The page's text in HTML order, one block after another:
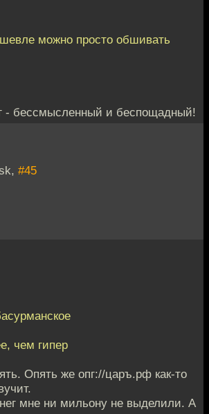
можно просто обшивать
- бессмысленный и беспощадный!
#45
чем гипер
Опять же опг://царъ.рф как-то
мне ни мильону не выделили. А